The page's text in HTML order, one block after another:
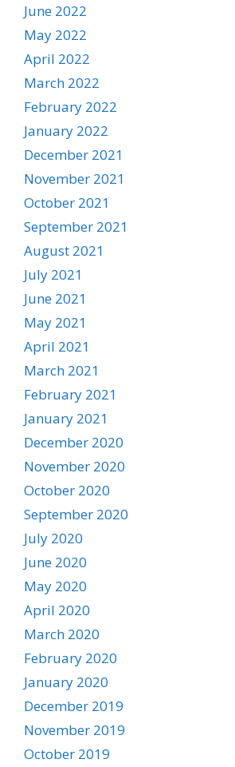
June 2022
May 2022
April 2022
March 2022
February 2022
January 2022
December 2021
November 2021
October 2021
September 2021
August 2021
July 2021
June 2021
May 2021
April 2021
March 2021
February 2021
January 2021
December 2020
November 2020
October 2020
September 2020
July 2020
June 2020
May 2020
April 2020
March 2020
February 2020
January 2020
December 2019
November 2019
October 2019